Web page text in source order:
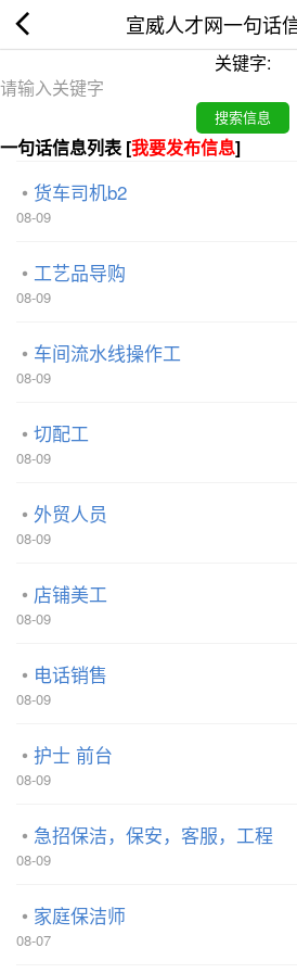
宣威人才网一句话
关键字:
一句话信息列表 [我要发布信息]
货车司机b2
08-09
工艺品导购
08-09
车间流水线操作工
08-09
切配工
08-09
外贸人员
08-09
店铺美工
08-09
电话销售
08-09
护士 前台
08-09
急招保洁，保安，客服，工程
08-09
家庭保洁师
08-07